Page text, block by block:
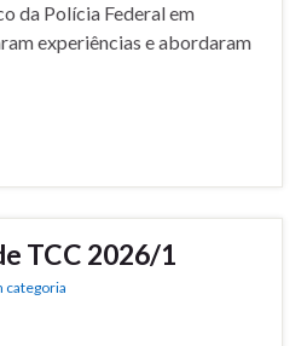
da Polícia Federal em
experiências e abordaram
TCC 2026/1
categoria